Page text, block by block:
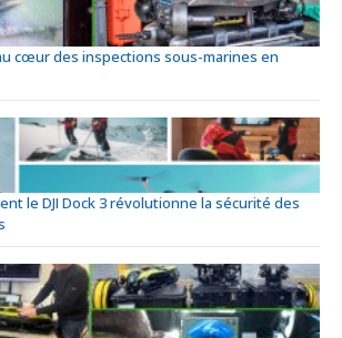
cœur des inspections sous-marines en
le DJI Dock 3 révolutionne la sécurité des